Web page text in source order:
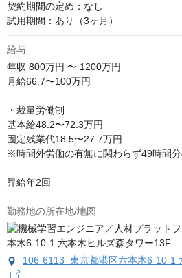
契約期間の定め：なし
試用期間：あり（3ヶ月）
給与
年収 800万円 〜 1200万円
月給66.7〜100万円
・裁量労働制
基本給48.2〜72.3万円
固定残業代18.5〜27.7万円
※時間外労働の有無に関わらず49時間
昇給年2回
勤務地の所在地/地図
106-6113 東京都港区六本木6-10-1